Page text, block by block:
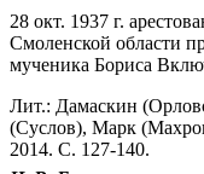
28 окт. 1937 г.
Смоленской области
мученика Бориса
Лит.: Дамаскин
(Суслов), Марк
2014. С. 127-140.